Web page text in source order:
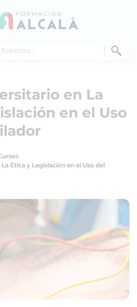
en La
en el Uso
Ética y Legislación en el Uso del